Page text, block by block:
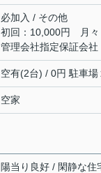
必加入 / その他
初回：10,000円 月々
管理会社指定保証会社
空有(2台) / 0円 駐車場
空家
陽当り良好 / 閑静な